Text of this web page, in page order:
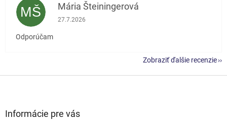
MŠ Mária Šteiningerová
Hodnotenie obchodu je 5 z 5 hviezdičiek.
27.7.2026
Odporúčam
Zobraziť ďalšie recenzie
Informácie pre vás